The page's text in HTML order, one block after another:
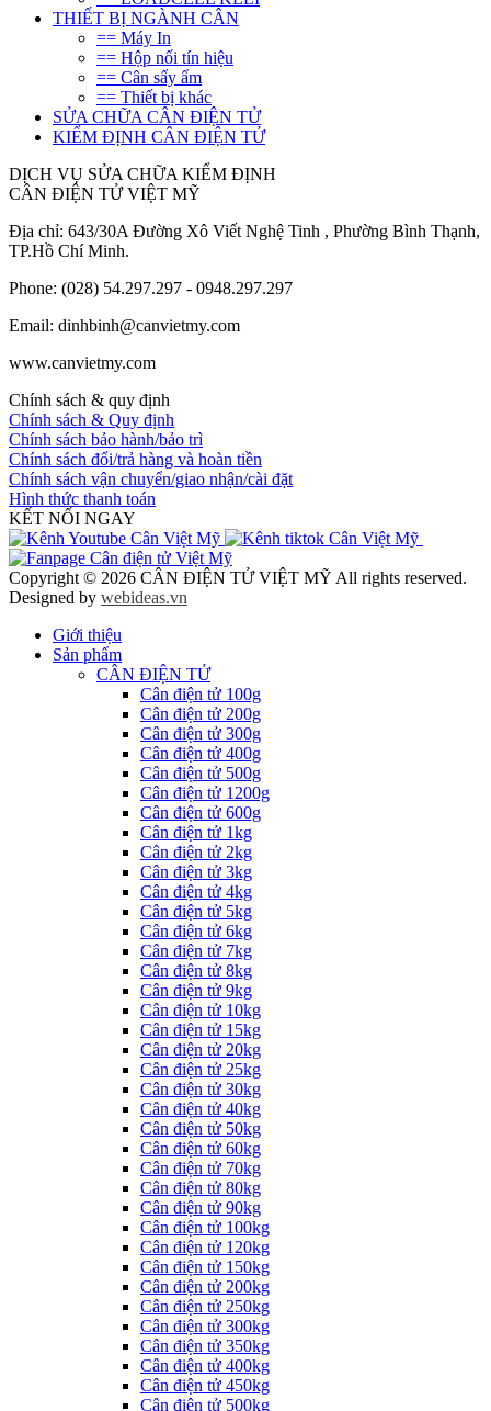
THIẾT BỊ NGÀNH CÂN
== Máy In
== Hộp nối tín hiệu
== Cân sấy ẩm
== Thiết bị khác
SỬA CHỮA CÂN ĐIỆN TỬ
KIỂM ĐỊNH CÂN ĐIỆN TỬ
DỊCH VỤ SỬA CHỮA KIỂM ĐỊNH
CÂN ĐIỆN TỬ VIỆT MỸ
Địa chỉ: 643/30A Đường Xô Viết Nghệ Tinh , Phường Bình Thạnh,
TP.Hồ Chí Minh.
Phone: (028) 54.297.297 - 0948.297.297
Email: dinhbinh@canvietmy.com
www.canvietmy.com
Chính sách & quy định
Chính sách & Quy định
Chính sách bảo hành/bảo trì
Chính sách đổi/trả hàng và hoàn tiền
Chính sách vận chuyển/giao nhận/cài đặt
Hình thức thanh toán
KẾT NỐI NGAY
Copyright © 2026 CÂN ĐIỆN TỬ VIỆT MỸ All rights reserved.
Designed by webideas.vn
Giới thiệu
Sản phẩm
CÂN ĐIỆN TỬ
Cân điện tử 100g
Cân điện tử 200g
Cân điện tử 300g
Cân điện tử 400g
Cân điện tử 500g
Cân điện tử 1200g
Cân điện tử 600g
Cân điện tử 1kg
Cân điện tử 2kg
Cân điện tử 3kg
Cân điện tử 4kg
Cân điện tử 5kg
Cân điện tử 6kg
Cân điện tử 7kg
Cân điện tử 8kg
Cân điện tử 9kg
Cân điện tử 10kg
Cân điện tử 15kg
Cân điện tử 20kg
Cân điện tử 25kg
Cân điện tử 30kg
Cân điện tử 40kg
Cân điện tử 50kg
Cân điện tử 60kg
Cân điện tử 70kg
Cân điện tử 80kg
Cân điện tử 90kg
Cân điện tử 100kg
Cân điện tử 120kg
Cân điện tử 150kg
Cân điện tử 200kg
Cân điện tử 250kg
Cân điện tử 300kg
Cân điện tử 350kg
Cân điện tử 400kg
Cân điện tử 450kg
Cân điện tử 500kg